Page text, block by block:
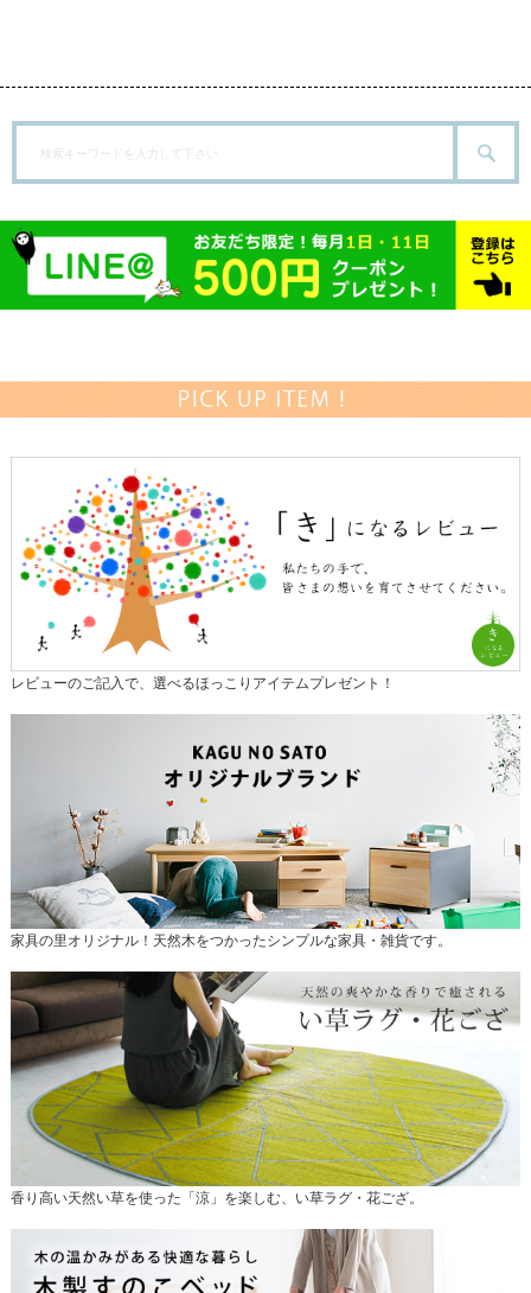
レビューのご記入で、選べるほっこりアイテムプレゼント！
家具の里オリジナル！天然木をつかったシンプルな家具・雑貨です。
香り高い天然い草を使った「涼」を楽しむ、い草ラグ・花ござ。